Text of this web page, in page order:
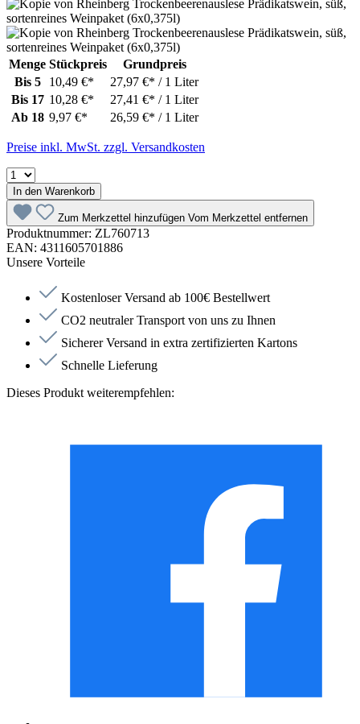
Menge Stückpreis
Grundpreis
Bis 5 10,49 €*
27,97 €* / 1 Liter
Bis 17 10,28 €*
27,41 €* / 1 Liter
Ab 18 9,97 €* 26,59 €* / 1 Liter
Preise inkl. MwSt. zzgl. Versandkosten
In den Warenkorb
Zum Merkzettel hinzufügen Vom Merkzettel entfernen
Produktnummer: ZL760713
EAN: 4311605701886
Unsere Vorteile
Kostenloser Versand ab 100€ Bestellwert
CO2 neutraler Transport von uns zu Ihnen
Sicherer Versand in extra zertifizierten Kartons
Schnelle Lieferung
Dieses Produkt weiterempfehlen: